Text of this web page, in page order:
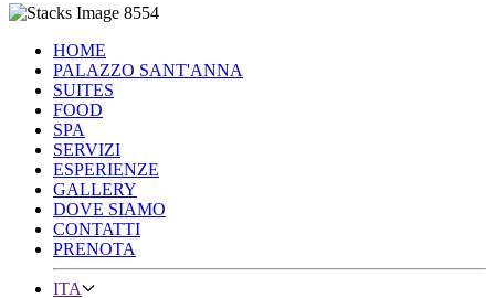
HOME
PALAZZO SANT'ANNA
SUITES
FOOD
SPA
SERVIZI
ESPERIENZE
GALLERY
DOVE SIAMO
CONTATTI
PRENOTA
ITA